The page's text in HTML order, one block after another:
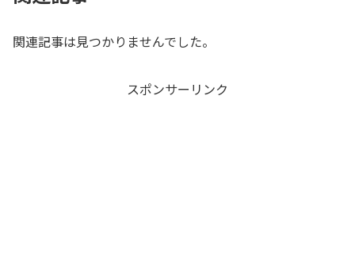
関連記事は見つかりませんでした。
スポンサーリンク